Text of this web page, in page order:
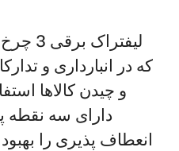
که در انبارداری و
و چیدن کالاها
دارای سه نقطه
انعطاف پذیری را